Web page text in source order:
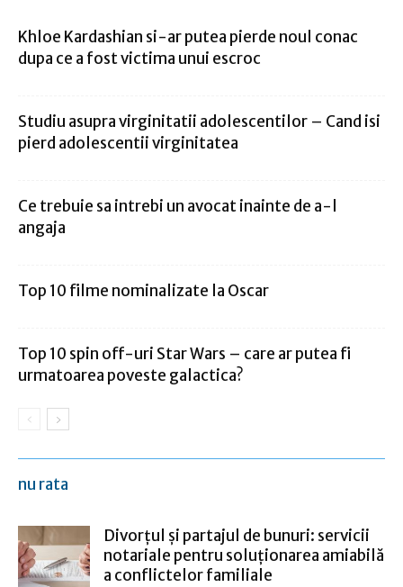
Khloe Kardashian si-ar putea pierde noul conac
dupa ce a fost victima unui escroc
Studiu asupra virginitatii adolescentilor – Cand isi
pierd adolescentii virginitatea
Ce trebuie sa intrebi un avocat inainte de a-l
angaja
Top 10 filme nominalizate la Oscar
Top 10 spin off-uri Star Wars – care ar putea fi
urmatoarea poveste galactica?
nu rata
Divorțul și partajul de bunuri: servicii
notariale pentru soluționarea amiabilă
a conflictelor familiale